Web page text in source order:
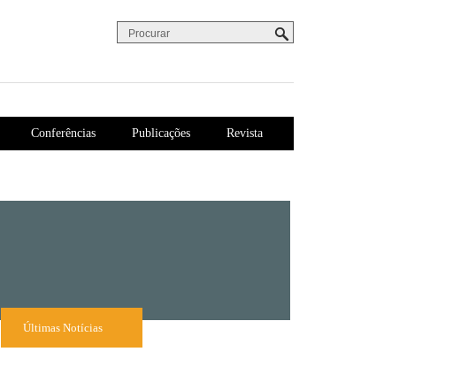
Formulário de procura
Revista
Publicações
Conferências
Últimas Notícias